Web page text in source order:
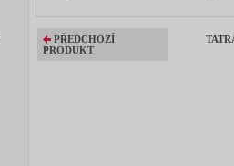
PŘEDCHOZÍ
PRODUKT